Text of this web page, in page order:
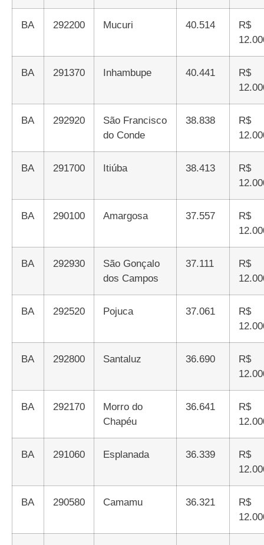
BA 292200 Mucuri 40.514
R$
BA 291370 Inhambupe 40.441
R$
BA 292920
São Francisco
do Conde
38.838
R$
BA 291700 Itiúba 38.413
R$
BA 290100 Amargosa 37.557
R$
BA 292930
São Gonçalo
dos Campos
37.111
R$
BA 292520 Pojuca 37.061
R$
BA 292800 Santaluz 36.690
R$
BA 292170
Morro do
Chapéu
36.641
R$
BA 291060 Esplanada 36.339
R$
BA 290580 Camamu 36.321
R$